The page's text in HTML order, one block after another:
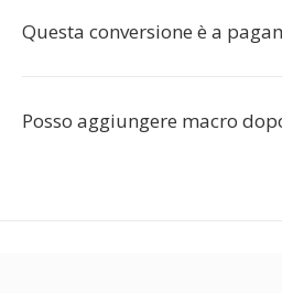
Questa conversione è a
Posso aggiungere macro